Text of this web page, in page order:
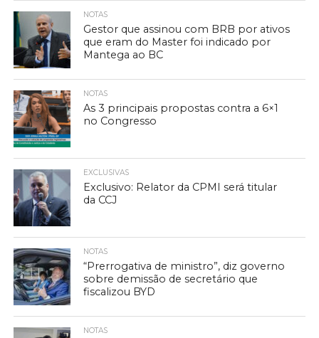
NOTAS
Gestor que assinou com BRB por ativos
que eram do Master foi indicado por
Mantega ao BC
NOTAS
As 3 principais propostas contra a 6×1
no Congresso
EXCLUSIVAS
Exclusivo: Relator da CPMI será titular
da CCJ
NOTAS
“Prerrogativa de ministro”, diz governo
sobre demissão de secretário que
fiscalizou BYD
NOTAS